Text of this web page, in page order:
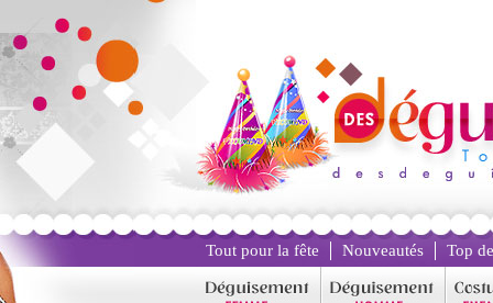
Tout pour la fête Nouveautés Top